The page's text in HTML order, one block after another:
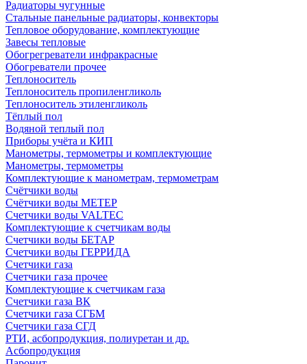
Радиаторы чугунные
Стальные панельные радиаторы, конвекторы
Тепловое оборудование, комплектующие
Завесы тепловые
Обогрегреватели инфракрасные
Обогреватели прочее
Теплоноситель
Теплоноситель пропиленгликоль
Теплоноситель этиленгликоль
Тёплый пол
Водяной теплый пол
Приборы учёта и КИП
Манометры, термометры и комплектующие
Манометры, термометры
Комплектующие к манометрам, термометрам
Счётчики воды
Счётчики воды МЕТЕР
Счетчики воды VALTEC
Комплектующие к счетчикам воды
Счетчики воды БЕТАР
Счетчики воды ГЕРРИДА
Счетчики газа
Счетчики газа прочее
Комплектующие к счетчикам газа
Счетчики газа ВК
Счетчики газа СГБМ
Счетчики газа СГД
РТИ, асбопродукция, полиуретан и др.
Асбопродукция